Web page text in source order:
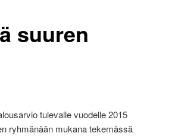
suuren
tulevalle vuodelle 2015
ryhmänään mukana tekemässä